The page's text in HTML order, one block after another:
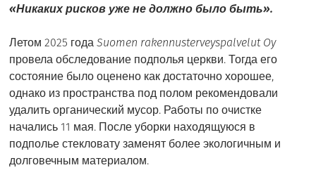
«Никаких рисков уже не должно было быть».
Летом 2025 годаSuomen rakennusterveyspalvelut Oy
провела обследование подполья церкви. Тогда его
состояние было оценено как достаточно хорошее,
однако из пространства под полом рекомендовали
удалить органический мусор. Работы по очистке
начались 11 мая. После уборки находящуюся в
подполье стекловату заменят более экологичным и
долговечным материалом.